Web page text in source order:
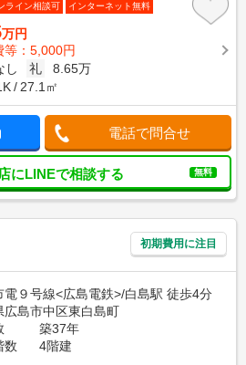
ライン相談可 インターネット無料
万円
等：5,000円
し 礼
8.65万
27.1㎡
電話で問合せ
にLINEで相談する 無料
初期費用に注目
電９号線<広島電鉄>/白島駅 徒歩4分
広島市中区東白島町
築37年
数
4階建